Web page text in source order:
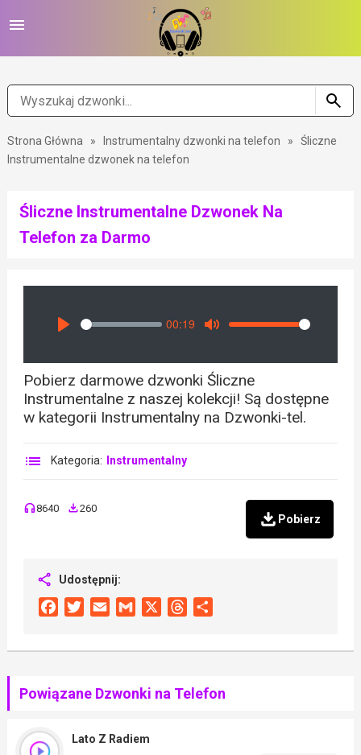
Strona Główna » Instrumentalny dzwonki na telefon »
Śliczne
Instrumentalne dzwonek na telefon
Śliczne Instrumentalne Dzwonek Na
Telefon za Darmo
Seek
00:19
Volume
Pobierz darmowe dzwonki Śliczne
Instrumentalne z naszej kolekcji! Są dostępne
w kategorii Instrumentalny na Dzwonki-tel.
Kategoria: Instrumentalny
8640 260
Pobierz
Udostępnij:
FacebookTwitterEmail Gmail Threads
Powiązane Dzwonki na Telefon
Lato Z Radiem